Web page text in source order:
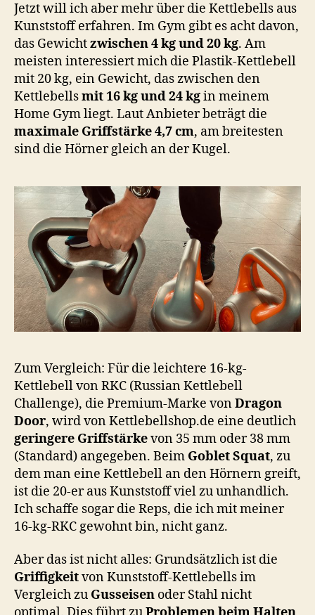
Jetzt will ich aber mehr über die Kettlebells aus
Kunststoff erfahren. Im Gym gibt es acht davon,
das Gewichtzwischen 4 kg und 20 kg. Am
meisten interessiert mich die Plastik-Kettlebell
mit 20 kg, ein Gewicht, das zwischen den
Kettlebellsmit 16 kg und 24 kgin meinem
Home Gym liegt. Laut Anbieter beträgt die
maximale Griffstärke 4,7 cm, am breitesten
sind die Hörner gleich an der Kugel.
Zum Vergleich: Für die leichtere 16-kg-
Kettlebell von RKC (Russian Kettlebell
Challenge), die Premium-Marke vonDragon
Door, wird von Kettlebellshop.de eine deutlich
geringere Griffstärkevon 35 mm oder 38 mm
(Standard) angegeben. Beim Goblet Squat, zu
dem man eine Kettlebell an den Hörnern greift,
ist die 20-er aus Kunststoff viel zu unhandlich.
Ich schaffe sogar die Reps, die ich mit meiner
16-kg-RKC gewohnt bin, nicht ganz.
Aber das ist nicht alles: Grundsätzlich ist die
Griffigkeitvon Kunststoff-Kettlebells im
Vergleich zu Gusseisen oder Stahl nicht